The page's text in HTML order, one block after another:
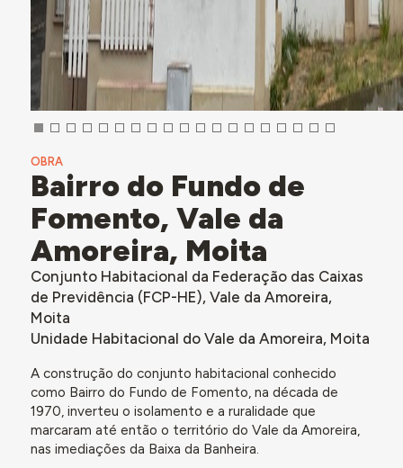
OBRA
Bairro do Fundo de
Fomento, Vale da
Amoreira, Moita
Conjunto Habitacional da Federação das Caixas
de Previdência (FCP-HE), Vale da Amoreira,
Moita
Unidade Habitacional do Vale da Amoreira, Moita
A construção do conjunto habitacional conhecido
como Bairro do Fundo de Fomento, na década de
1970, inverteu o isolamento e a ruralidade que
marcaram até então o território do Vale da Amoreira,
nas imediações da Baixa da Banheira.